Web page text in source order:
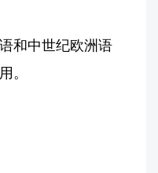
和中世纪欧洲语
。